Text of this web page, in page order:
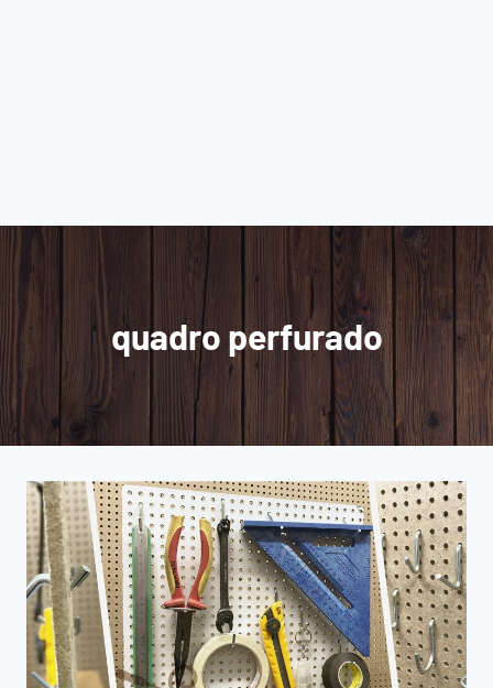
quadro perfurado